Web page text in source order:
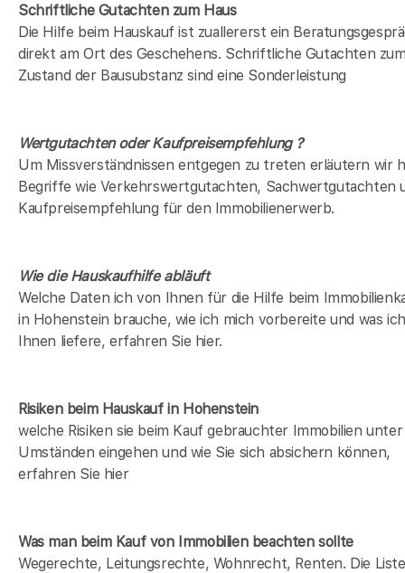
Schriftliche Gutachten zum Haus
Die Hilfe beim Hauskauf ist zuallererst ein
direkt am Ort des Geschehens. Schriftliche Gutachten
Zustand der Bausubstanz sind eine Sonderleistung
Wertgutachten oder Kaufpreisempfehlung ?
Um Missverständnissen entgegen zu treten erläutern wir
Begriffe wie Verkehrswertgutachten, Sachwertgutachten
Kaufpreisempfehlung für den Immobilienerwerb.
Wie die Hauskaufhilfe abläuft
Welche Daten ich von Ihnen für die Hilfe beim
in Hohenstein brauche, wie ich mich vorbereite und was ich
Ihnen liefere, erfahren Sie hier.
Risiken beim Hauskaufin Hohenstein
welche Risiken sie beim Kauf gebrauchter Immobilien unter
Umständen eingehen und wie Sie sich absichern können,
erfahren Sie hier
Was man beim Kauf von Immobilien beachten sollte
Wegerechte, Leitungsrechte, Wohnrecht, Renten. Die